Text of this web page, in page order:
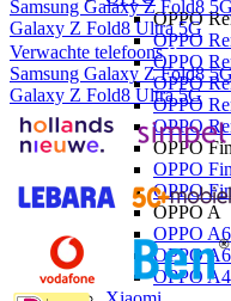
OPPO
OPPO
OPPO
OPPO
OPPO
OPPO
OPPO
OPPO
OPPO
OPPO A
OPPO
OPPO
OPPO
Samsung Galaxy Z Fold8 5G
Galaxy Z Fold8 Ultra 5G
Verwachte telefoons
Samsung Galaxy Z Fold8
Galaxy Z Fold8 Ultra 5G